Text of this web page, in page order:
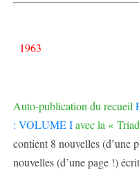
1963
Auto-publication du recueil
: VOLUME Iavec la «
contient 8 nouvelles (d’une
nouvelles (d’une page !)